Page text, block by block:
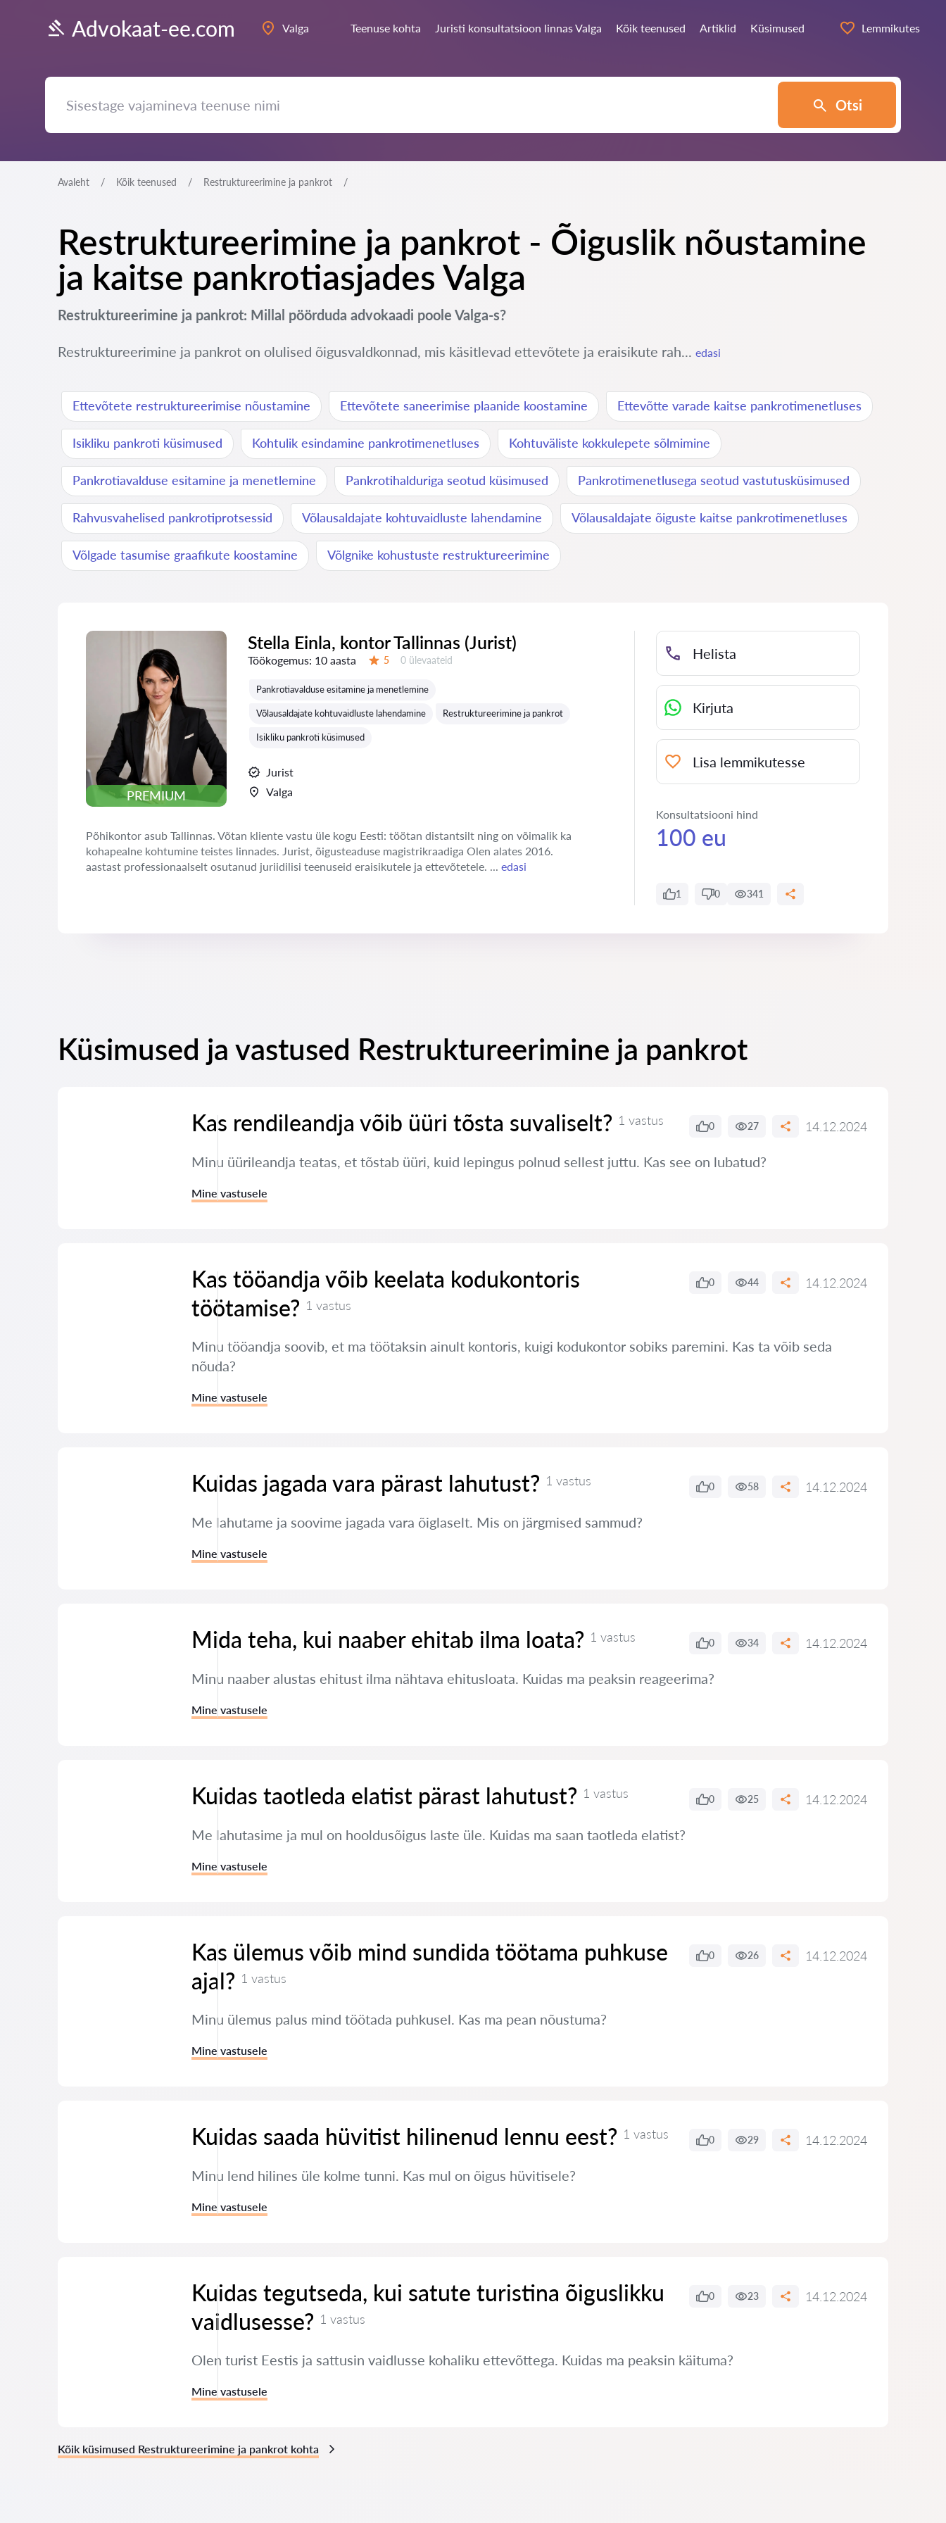
Advokaat-ee.com Valga Teenuse kohta Juristi konsultatsioon linnas Valga Kõik teenused Artiklid Küsimused Lemmikutes
Otsi
Avaleht Kõik teenused Restruktureerimine ja pankrot
Restruktureerimine ja pankrot - Õiguslik nõustamine
ja kaitse pankrotiasjades Valga
Restruktureerimine ja pankrot: Millal pöörduda advokaadi poole Valga-s?
Restruktureerimine ja pankrot on olulised õigusvaldkonnad, mis käsitlevad ettevõtete ja eraisikute rah... edasi
Ettevõtete restruktureerimise nõustamine Ettevõtete saneerimise plaanide koostamine Ettevõtte varade kaitse pankrotimenetluses
Isikliku pankroti küsimused Kohtulik esindamine pankrotimenetluses Kohtuväliste kokkulepete sõlmimine
Pankrotiavalduse esitamine ja menetlemine Pankrotihalduriga seotud küsimused Pankrotimenetlusega seotud vastutusküsimused
Rahvusvahelised pankrotiprotsessid Võlausaldajate kohtuvaidluste lahendamine Võlausaldajate õiguste kaitse pankrotimenetluses
Võlgade tasumise graafikute koostamine Võlgnike kohustuste restruktureerimine
PREMIUM
Stella Einla, kontor Tallinnas (Jurist)
Töökogemus: 10 aasta 5 Ülevaateid:
0 ülevaateid
Pankrotiavalduse esitamine ja menetlemine
Võlausaldajate kohtuvaidluste lahendamine Restruktureerimine ja pankrot
Isikliku pankroti küsimused
Jurist
Valga
Põhikontor asub Tallinnas. Võtan kliente vastu üle kogu Eesti: töötan distantsilt ning on võimalik ka
kohapealne kohtumine teistes linnades. Jurist, õigusteaduse magistrikraadiga Olen alates 2016.
aastast professionaalselt osutanud juriidilisi teenuseid eraisikutele ja ettevõtetele. ... edasi
Helista
Kirjuta
Lisa lemmikutesse
Konsultatsiooni hind
100 eu
1 0 341
Küsimused ja vastused Restruktureerimine ja pankrot
Kas rendileandja võib üüri tõsta suvaliselt? 1 vastus 0 27 14.12.2024
Minu üürileandja teatas, et tõstab üüri, kuid lepingus polnud sellest juttu. Kas see on lubatud?
Mine vastusele
Kas tööandja võib keelata kodukontoris
töötamise? 1 vastus
0 44 14.12.2024
Minu tööandja soovib, et ma töötaksin ainult kontoris, kuigi kodukontor sobiks paremini. Kas ta võib seda
nõuda?
Mine vastusele
Kuidas jagada vara pärast lahutust? 1 vastus 0 58 14.12.2024
Me lahutame ja soovime jagada vara õiglaselt. Mis on järgmised sammud?
Mine vastusele
Mida teha, kui naaber ehitab ilma loata? 1 vastus 0 34 14.12.2024
Minu naaber alustas ehitust ilma nähtava ehitusloata. Kuidas ma peaksin reageerima?
Mine vastusele
Kuidas taotleda elatist pärast lahutust? 1 vastus 0 25 14.12.2024
Me lahutasime ja mul on hooldusõigus laste üle. Kuidas ma saan taotleda elatist?
Mine vastusele
Kas ülemus võib mind sundida töötama puhkuse
ajal? 1 vastus
0 26 14.12.2024
Minu ülemus palus mind töötada puhkusel. Kas ma pean nõustuma?
Mine vastusele
Kuidas saada hüvitist hilinenud lennu eest? 1 vastus 0 29 14.12.2024
Minu lend hilines üle kolme tunni. Kas mul on õigus hüvitisele?
Mine vastusele
Kuidas tegutseda, kui satute turistina õiguslikku
vaidlusesse? 1 vastus
0 23 14.12.2024
Olen turist Eestis ja sattusin vaidlusse kohaliku ettevõttega. Kuidas ma peaksin käituma?
Mine vastusele
Kõik küsimused Restruktureerimine ja pankrot kohta